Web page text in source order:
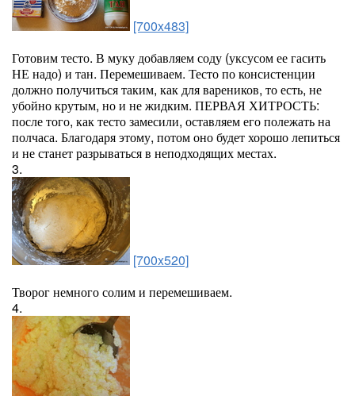
[700x483]
Готовим тесто. В муку добавляем соду (уксусом ее гасить
НЕ надо) и тан. Перемешиваем. Тесто по консистенции
должно получиться таким, как для вареников, то есть, не
убойно крутым, но и не жидким. ПЕРВАЯ ХИТРОСТЬ:
после того, как тесто замесили, оставляем его полежать на
полчаса. Благодаря этому, потом оно будет хорошо лепиться
и не станет разрываться в неподходящих местах.
3.
[700x520]
Творог немного солим и перемешиваем.
4.